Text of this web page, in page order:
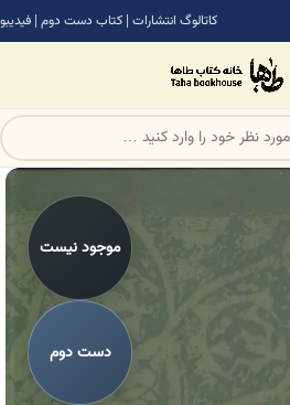
کاتالوگ انتشارات | کتاب دست دوم | فیدیبو
موجود نیست
دست دوم